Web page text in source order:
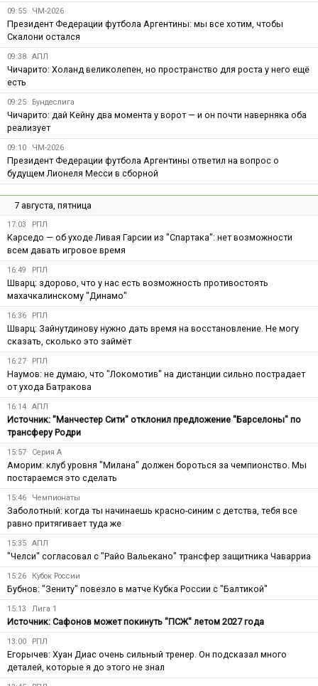
09:55 ЧМ-2026
Президент Федерации футбола Аргентины: мы все хотим, чтобы
Скалони остался
09:38 АПЛ
Чичарито: Холанд великолепен, но пространство для роста у него ещё
есть
09:25 Бундеслига
Чичарито: дай Кейну два момента у ворот — и он почти наверняка оба
реализует
09:10 ЧМ-2026
Президент Федерации футбола Аргентины ответил на вопрос о
будущем Лионеля Месси в сборной
7 августа, пятница
17:03 РПЛ
Карседо — об уходе Ливая Гарсии из "Спартака": нет возможности
всем давать игровое время
16:49 РПЛ
Шварц: здорово, что у нас есть возможность противостоять
махачкалинскому "Динамо"
16:36 РПЛ
Шварц: Зайнутдинову нужно дать время на восстановление. Не могу
сказать, сколько это займёт
16:27 РПЛ
Наумов: не думаю, что "Локомотив" на дистанции сильно пострадает
от ухода Батракова
16:14 АПЛ
Источник: "Манчестер Сити" отклонил предложение "Барселоны" по
трансферу Родри
15:57 Серия А
Аморим: клуб уровня "Милана" должен бороться за чемпионство. Мы
постараемся это сделать
15:46 Чемпионаты
Заболотный: когда ты начинаешь красно-синим с детства, тебя все
равно притягивает туда же
15:35 АПЛ
"Челси" согласовал с "Райо Вальекано" трансфер защитника Чаварриа
15:26 Кубок России
Бубнов: "Зениту" повезло в матче Кубка России с "Балтикой"
15:13 Лига 1
Источник: Сафонов может покинуть "ПСЖ" летом 2027 года
13:00 РПЛ
Егорычев: Хуан Диас очень сильный тренер. Он подсказал много
деталей, которые я до этого не знал